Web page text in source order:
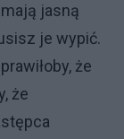
jasną
je wypić.
że
że